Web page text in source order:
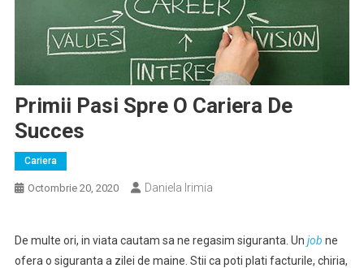
Primii Pasi Spre O Cariera De
Succes
Cariera
Octombrie 20, 2020 Daniela Irimia
De multe ori, in viata cautam sa ne regasim siguranta. Un job ne
ofera o siguranta a zilei de maine. Stii ca poti plati facturile, chiria,